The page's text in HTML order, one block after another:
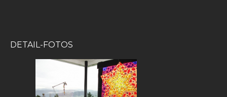
DETAIL-FOTOS